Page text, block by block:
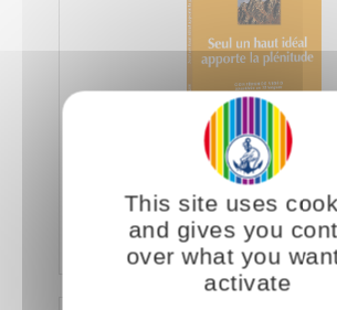
Trouver le bonheur en recherchant la
l’immensité, l’éternité et
connaissance, la richesse, la
21.00CHF 10.00CHF
This site uses
and gives you
over what you
activate